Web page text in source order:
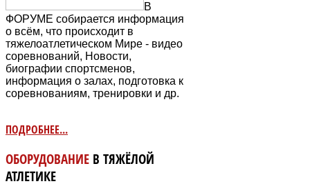
В
ФОРУМЕ собирается информация
о всём, что происходит в
тяжелоатлетическом Мире - видео
соревнований, Новости,
биографии спортсменов,
информация о залах, подготовка к
соревнованиям, тренировки и др.
ПОДРОБНЕЕ...
ОБОРУДОВАНИЕ В ТЯЖЁЛОЙ
АТЛЕТИКЕ